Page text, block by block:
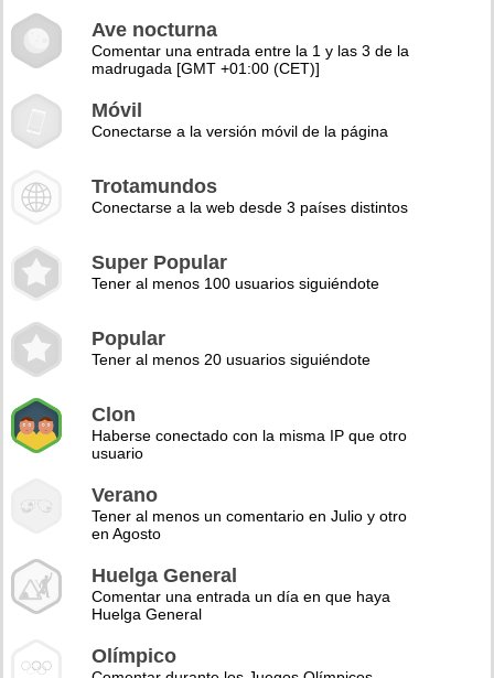
Ave nocturna
Comentar una entrada entre la 1 y las 3 de la
madrugada [GMT +01:00 (CET)]
Móvil
Conectarse a la versión móvil de la página
Trotamundos
Conectarse a la web desde 3 países distintos
Super Popular
Tener al menos 100 usuarios siguiéndote
Popular
Tener al menos 20 usuarios siguiéndote
Clon
Haberse conectado con la misma IP que otro
usuario
Verano
Tener al menos un comentario en Julio y otro
en Agosto
Huelga General
Comentar una entrada un día en que haya
Huelga General
Olímpico